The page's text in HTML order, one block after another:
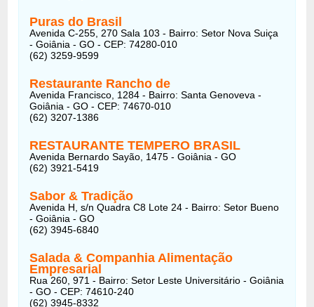
Puras do Brasil
Avenida C-255, 270 Sala 103 - Bairro: Setor Nova Suiça
- Goiânia - GO - CEP: 74280-010
(62) 3259-9599
Restaurante Rancho de
Avenida Francisco, 1284 - Bairro: Santa Genoveva -
Goiânia - GO - CEP: 74670-010
(62) 3207-1386
RESTAURANTE TEMPERO BRASIL
Avenida Bernardo Sayão, 1475 - Goiânia - GO
(62) 3921-5419
Sabor & Tradição
Avenida H, s/n Quadra C8 Lote 24 - Bairro: Setor Bueno
- Goiânia - GO
(62) 3945-6840
Salada & Companhia Alimentação
Empresarial
Rua 260, 971 - Bairro: Setor Leste Universitário - Goiânia
- GO - CEP: 74610-240
(62) 3945-8332